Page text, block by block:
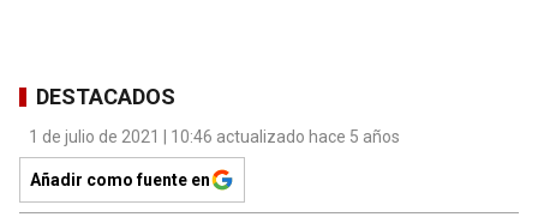
DESTACADOS
1 de julio de 2021 | 10:46 actualizado hace 5 años
Añadir como fuente en